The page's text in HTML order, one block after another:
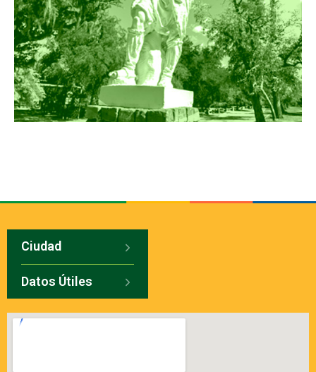
Ciudad
Datos Útiles